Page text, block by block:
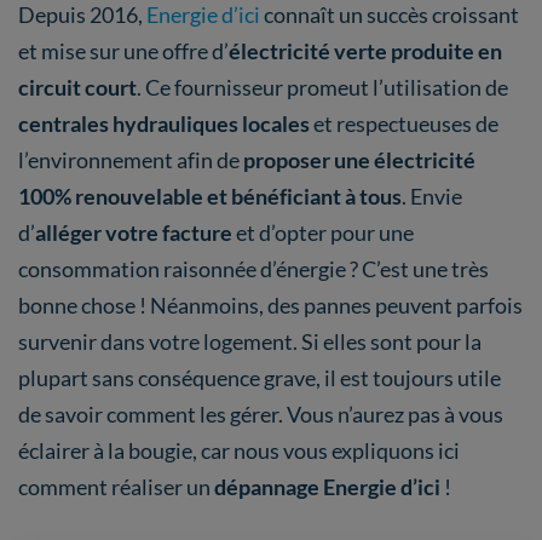
Depuis 2016, Energie d’iciconnaît un succès croissant
et mise sur une offre d’électricité verte produite en
circuit court. Ce fournisseur promeut l’utilisation de
centrales hydrauliques localeset respectueuses de
l’environnement afin deproposer une électricité
100% renouvelable et bénéficiant à tous. Envie
d’alléger votre factureet d’opter pour une
consommation raisonnée d’énergie ? C’est une très
bonne chose ! Néanmoins, des pannes peuvent parfois
survenir dans votre logement. Si elles sont pour la
plupart sans conséquence grave, il est toujours utile
de savoir comment les gérer. Vous n’aurez pas à vous
éclairer à la bougie, car nous vous expliquons ici
comment réaliser undépannage Energie d’ici !